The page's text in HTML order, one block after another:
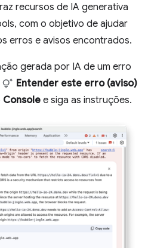
recursos de IA generativa
com o objetivo de ajudar
erros e avisos encontrados.
gerada por IA de um erro
Entender este erro (aviso)
Console e siga as instruções.